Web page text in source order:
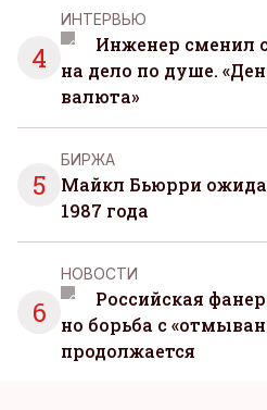
4
ИНТЕРВЬЮ
Инженер сменил
на дело по душе.
валюта»
5
БИРЖА
Майкл Бьюрри
1987 года
6
НОВОСТИ
Российская
но борьба с
продолжается